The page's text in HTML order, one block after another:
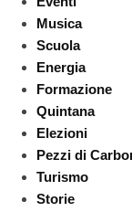
Musica
Scuola
Energia
Formazione
Quintana
Elezioni
Pezzi di
Turismo
Storie